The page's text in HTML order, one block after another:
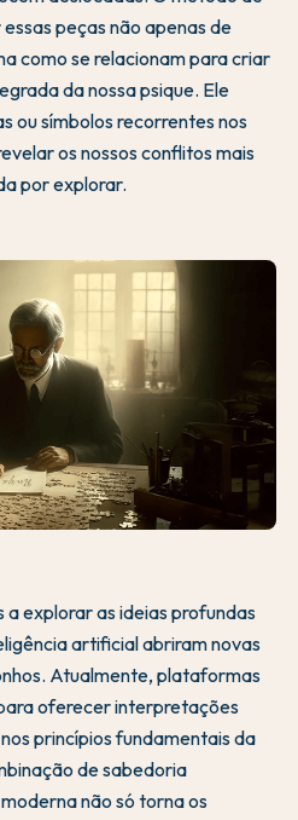
peças não apenas de
como se relacionam para criar
da nossa psique. Ele
ou símbolos recorrentes nos
os nossos conflitos mais
por explorar.
explorar as ideias profundas
artificial abriram novas
Atualmente, plataformas
oferecer interpretações
princípios fundamentais da
de sabedoria
não só torna os